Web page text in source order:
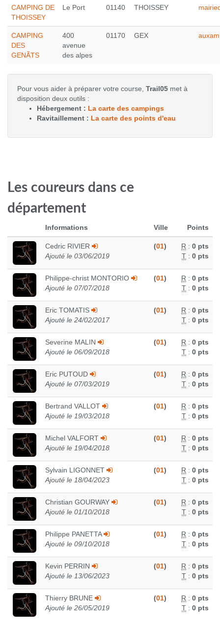
CAMPING DE
THOISSEY
Le Port 01140 THOISSEY
CAMPING
DES
GENÃTS
400
avenue
des alpes
01170 GEX
Pour vous aider à préparer votre course, Trail05 met à
disposition deux outils :
Hébergement : La carte des campings
Ravitaillement : La carte des points d'eau
Les coureurs dans ce
département
Informations Ville Points
Cedric RIVIER
Ajouté le 03/06/2019
(01) R : 0 pts
T : 0 pts
Philippe-christ MONTORIO
Ajouté le 07/07/2018
(01) R : 0 pts
T : 0 pts
Eric TOMATIS
Ajouté le 24/02/2017
(01) R : 0 pts
T : 0 pts
Severine MALIN
Ajouté le 06/09/2018
(01) R : 0 pts
T : 0 pts
Eric PUTOUD
Ajouté le 07/03/2019
(01) R : 0 pts
T : 0 pts
Bertrand VALLOT
Ajouté le 19/03/2018
(01) R : 0 pts
T : 0 pts
Michel VALFORT
Ajouté le 19/04/2018
(01) R : 0 pts
T : 0 pts
Sylvain LIGONNET
Ajouté le 18/04/2023
(01) R : 0 pts
T : 0 pts
Christian GOURWAY
Ajouté le 01/10/2018
(01) R : 0 pts
T : 0 pts
Philippe PANETTA
Ajouté le 09/10/2018
(01) R : 0 pts
T : 0 pts
Kevin PERRIN
Ajouté le 13/06/2023
(01) R : 0 pts
T : 0 pts
Thierry BRUNE
Ajouté le 26/05/2019
(01) R : 0 pts
T : 0 pts